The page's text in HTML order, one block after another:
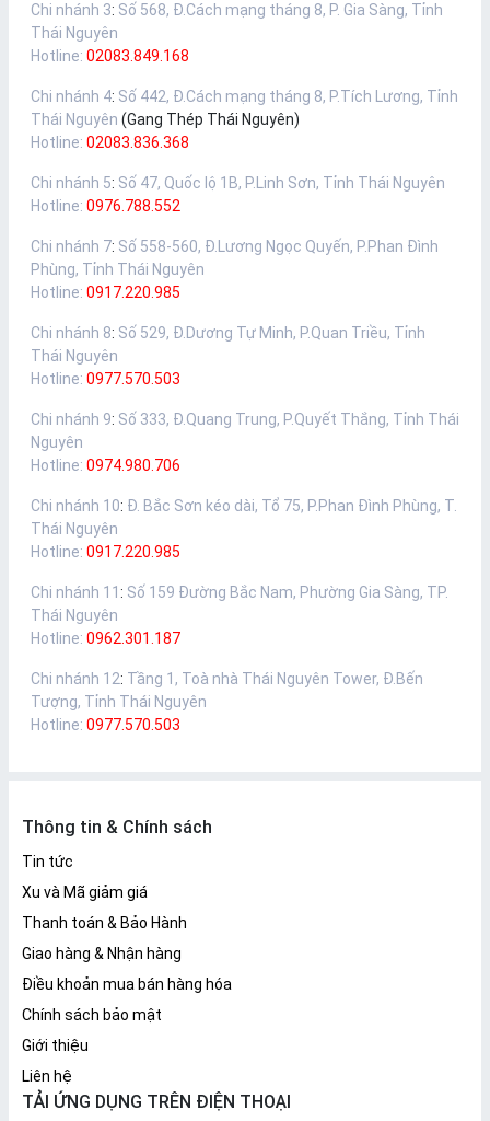
Chi nhánh 3: Số 568, Đ.Cách mạng tháng 8, P. Gia Sàng, Tỉnh
Thái Nguyên
Hotline: 02083.849.168
Chi nhánh 4: Số 442, Đ.Cách mạng tháng 8, P.Tích Lương, Tỉnh
Thái Nguyên (Gang Thép Thái Nguyên)
Hotline: 02083.836.368
Chi nhánh 5: Số 47, Quốc lộ 1B, P.Linh Sơn, Tỉnh Thái Nguyên
Hotline: 0976.788.552
Chi nhánh 7: Số 558-560, Đ.Lương Ngọc Quyến, P.Phan Đình
Phùng, Tỉnh Thái Nguyên
Hotline: 0917.220.985
Chi nhánh 8: Số 529, Đ.Dương Tự Minh, P.Quan Triều, Tỉnh
Thái Nguyên
Hotline: 0977.570.503
Chi nhánh 9: Số 333, Đ.Quang Trung, P.Quyết Thắng, Tỉnh Thái
Nguyên
Hotline: 0974.980.706
Chi nhánh 10: Đ. Bắc Sơn kéo dài, Tổ 75, P.Phan Đình Phùng, T.
Thái Nguyên
Hotline: 0917.220.985
Chi nhánh 11 : Số 159 Đường Bắc Nam, Phường Gia Sàng, TP.
Thái Nguyên
Hotline: 0962.301.187
Chi nhánh 12: Tầng 1, Toà nhà Thái Nguyên Tower, Đ.Bến
Tượng, Tỉnh Thái Nguyên
Hotline: 0977.570.503
Thông tin & Chính sách
Tin tức
Xu và Mã giảm giá
Thanh toán & Bảo Hành
Giao hàng & Nhận hàng
Điều khoản mua bán hàng hóa
Chính sách bảo mật
Giới thiệu
Liên hệ
TẢI ỨNG DỤNG TRÊN ĐIỆN THOẠI